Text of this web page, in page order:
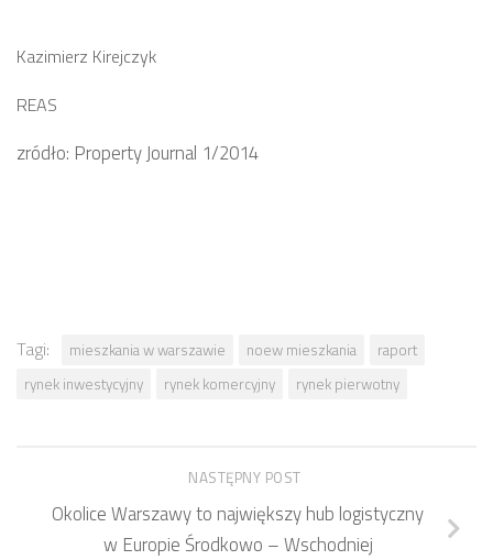
Kazimierz Kirejczyk
REAS
zródło: Property Journal 1/2014
Tagi: mieszkania w warszawie noew mieszkania
raport
rynek inwestycyjny
rynek komercyjny rynek pierwotny
NASTĘPNY POST
Okolice Warszawy to największy hub logistyczny
w Europie Środkowo – Wschodniej